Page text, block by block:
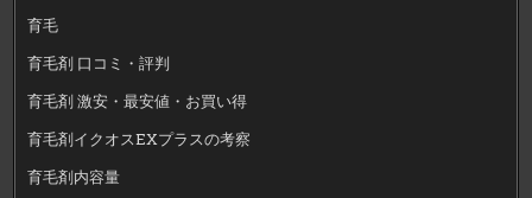
育毛
育毛剤 口コミ・評判
育毛剤 激安・最安値・お買い得
育毛剤イクオスEXプラスの考察
育毛剤内容量